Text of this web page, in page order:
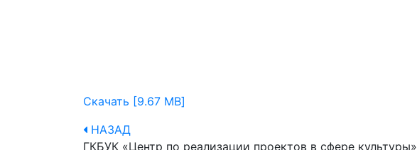
Скачать [9.67 MB]
НАЗАД
ГКБУК «Центр по реализации проектов в сфере культуры»